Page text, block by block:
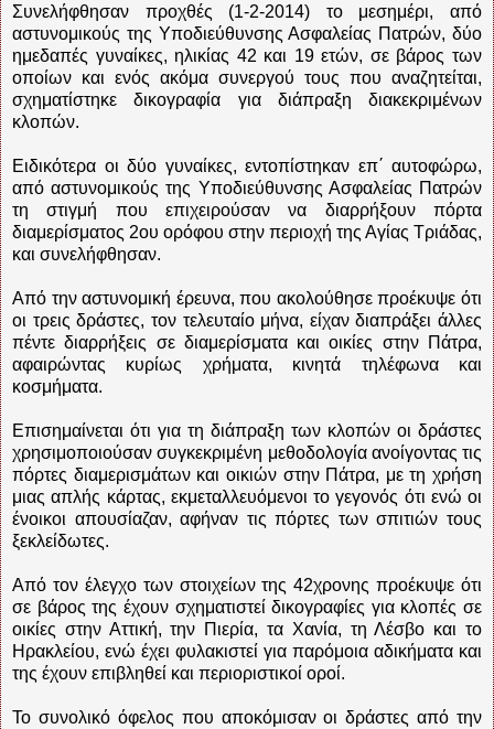
Συνελήφθησαν προχθές (1-2-2014) το μεσημέρι, από
αστυνομικούς της Υποδιεύθυνσης Ασφαλείας Πατρών, δύο
ημεδαπές γυναίκες, ηλικίας 42 και 19 ετών, σε βάρος των
οποίων και ενός ακόμα συνεργού τους που αναζητείται,
σχηματίστηκε δικογραφία για διάπραξη διακεκριμένων
κλοπών.
Ειδικότερα οι δύο γυναίκες, εντοπίστηκαν επ΄ αυτοφώρω,
από αστυνομικούς της Υποδιεύθυνσης Ασφαλείας Πατρών
τη στιγμή που επιχειρούσαν να διαρρήξουν πόρτα
διαμερίσματος 2ου ορόφου στην περιοχή της Αγίας Τριάδας,
και συνελήφθησαν.
Από την αστυνομική έρευνα, που ακολούθησε προέκυψε ότι
οι τρεις δράστες, τον τελευταίο μήνα, είχαν διαπράξει άλλες
πέντε διαρρήξεις σε διαμερίσματα και οικίες στην Πάτρα,
αφαιρώντας κυρίως χρήματα, κινητά τηλέφωνα και
κοσμήματα.
Επισημαίνεται ότι για τη διάπραξη των κλοπών οι δράστες
χρησιμοποιούσαν συγκεκριμένη μεθοδολογία ανοίγοντας τις
πόρτες διαμερισμάτων και οικιών στην Πάτρα, με τη χρήση
μιας απλής κάρτας, εκμεταλλευόμενοι το γεγονός ότι ενώ οι
ένοικοι απουσίαζαν, αφήναν τις πόρτες των σπιτιών τους
ξεκλείδωτες.
Από τον έλεγχο των στοιχείων της 42χρονης προέκυψε ότι
σε βάρος της έχουν σχηματιστεί δικογραφίες για κλοπές σε
οικίες στην Αττική, την Πιερία, τα Χανία, τη Λέσβο και το
Ηρακλείου, ενώ έχει φυλακιστεί για παρόμοια αδικήματα και
της έχουν επιβληθεί και περιοριστικοί οροί.
Το συνολικό όφελος που αποκόμισαν οι δράστες από την